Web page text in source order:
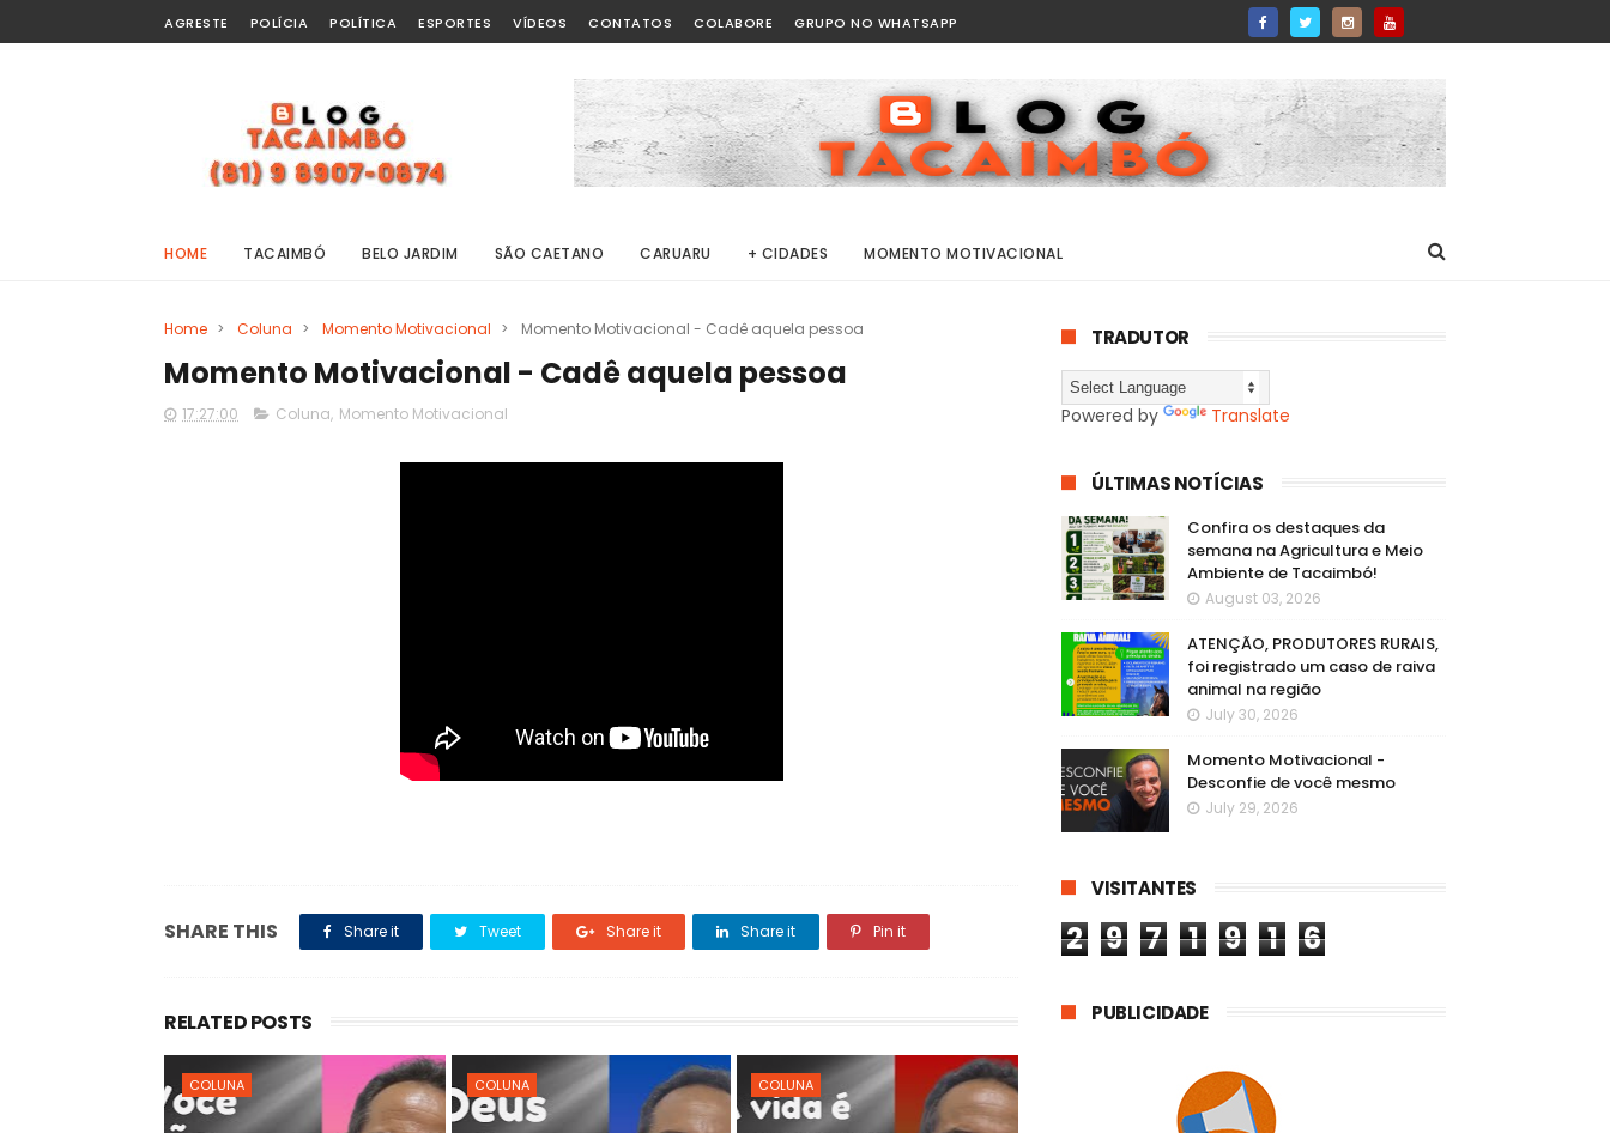
AGRESTE POLÍCIA POLÍTICA ESPORTES VÍDEOS CONTATOS COLABORE GRUPO NO WHATSAPP
HOME TACAIMBÓ BELO JARDIM SÃO CAETANO CARUARU + CIDADES MOMENTO MOTIVACIONAL
Home > Coluna > Momento Motivacional > Momento Motivacional - Cadê aquela pessoa
Momento Motivacional - Cadê aquela pessoa
17:27:00 Coluna, Momento Motivacional
SHARE THIS Share it Tweet Share it Share it Pin it
RELATED POSTS
COLUNA COLUNA COLUNA
TRADUTOR
Powered by Translate
ÚLTIMAS NOTÍCIAS
Confira os destaques da
semana na Agricultura e Meio
Ambiente de Tacaimbó!
August 03, 2026
ATENÇÃO, PRODUTORES RURAIS,
foi registrado um caso de raiva
animal na região
July 30, 2026
Momento Motivacional -
Desconfie de você mesmo
July 29, 2026
VISITANTES
2 9 7 1 9 1 6
PUBLICIDADE